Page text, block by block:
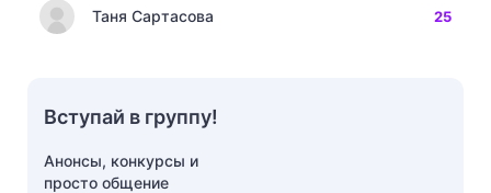
Таня Сартасова 25
Вступай в группу!
Анонсы, конкурсы и
просто общение